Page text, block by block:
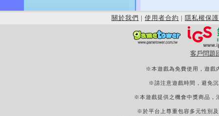
關於我們 | 使用者合約 | 隱私權保護
客戶問題
※本遊戲為免費使用，遊戲
※請注意遊戲時間，避免
※本遊戲提供之機會中獎商品，
※於平台上尊重包容多元性別